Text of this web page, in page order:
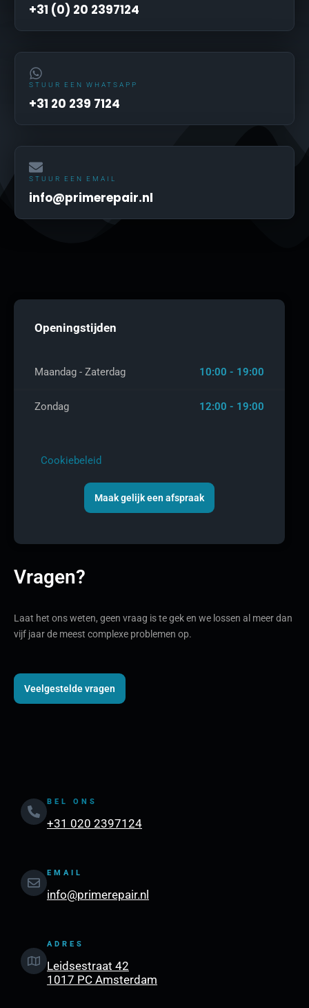
+31 (0) 20 2397124
STUUR EEN WHATSAPP
+31 20 239 7124
STUUR EEN EMAIL
info@primerepair.nl
Openingstijden
Maandag - Zaterdag 10:00 - 19:00
Zondag 12:00 - 19:00
Cookiebeleid
Maak gelijk een afspraak
Vragen?
Laat het ons weten, geen vraag is te gek en we lossen al meer dan
vijf jaar de meest complexe problemen op.
Veelgestelde vragen
BEL ONS
+31 020 2397124
EMAIL
info@primerepair.nl
ADRES
Leidsestraat 42
1017 PC Amsterdam